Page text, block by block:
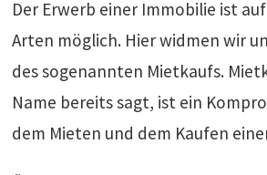
Der Erwerb einer Immobilie ist
Arten möglich. Hier widmen wir
des sogenannten Mietkaufs.
Name bereits sagt, ist ein
dem Mieten und dem Kaufen